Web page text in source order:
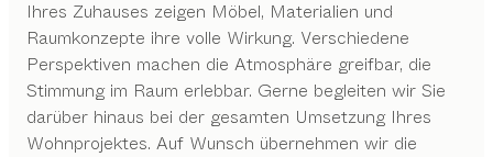
Ihres Zuhauses zeigen Möbel, Materialien und
Raumkonzepte ihre volle Wirkung. Verschiedene
Perspektiven machen die Atmosphäre greifbar, die
Stimmung im Raum erlebbar. Gerne begleiten wir Sie
darüber hinaus bei der gesamten Umsetzung Ihres
Wohnprojektes. Auf Wunsch übernehmen wir die